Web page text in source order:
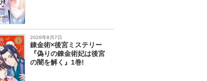
2026年8月7日
錬金術×後宮ミステリー
『偽りの錬金術妃は後宮
の闇を解く』1巻!